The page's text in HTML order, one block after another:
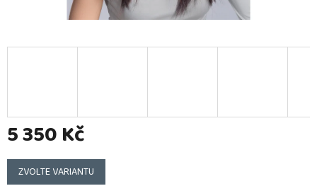
5 350 Kč
Měrná
cena:
ZVOLTE VARIANTU